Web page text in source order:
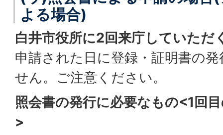
よる場合)
白井市役所に2回来庁していただ
申請された日に登録・証明書の
せん。ご注意ください。
照会書の発行に必要なもの<1回
>